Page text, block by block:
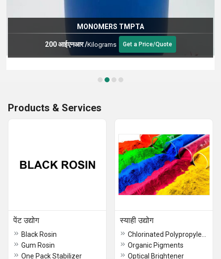
MONOMERS TMPTA
200 आईएनआर/Kilograms Get a Price/Quote
Products & Services
पेंट उद्योग
Black Rosin
Gum Rosin
One Pack Stabilizer
स्याही उद्योग
Organic Pigments
Optical Brightener